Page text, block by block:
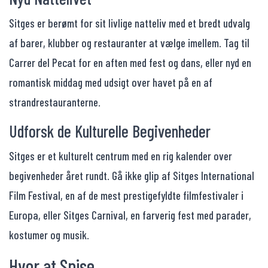
Sitges er berømt for sit livlige natteliv med et bredt udvalg
af barer, klubber og restauranter at vælge imellem. Tag til
Carrer del Pecat for en aften med fest og dans, eller nyd en
romantisk middag med udsigt over havet på en af
strandrestauranterne.
Udforsk de Kulturelle Begivenheder
Sitges er et kulturelt centrum med en rig kalender over
begivenheder året rundt. Gå ikke glip af Sitges International
Film Festival, en af de mest prestigefyldte filmfestivaler i
Europa, eller Sitges Carnival, en farverig fest med parader,
kostumer og musik.